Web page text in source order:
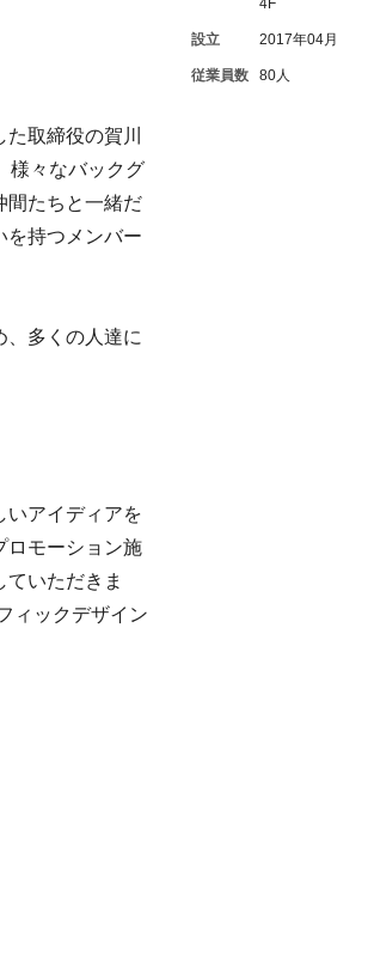
取締役の賀川
様々なバックグ
間たちと一緒だ
を持つメンバー
、多くの人達に
いアイディアを
ロモーション施
いただきま
ィックデザイン
4F
設立 2017年04月
従業員数 80人